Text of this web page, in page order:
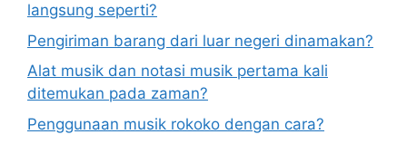
langsung seperti?
Pengiriman barang dari luar negeri dinamakan?
Alat musik dan notasi musik pertama kali
ditemukan pada zaman?
Penggunaan musik rokoko dengan cara?